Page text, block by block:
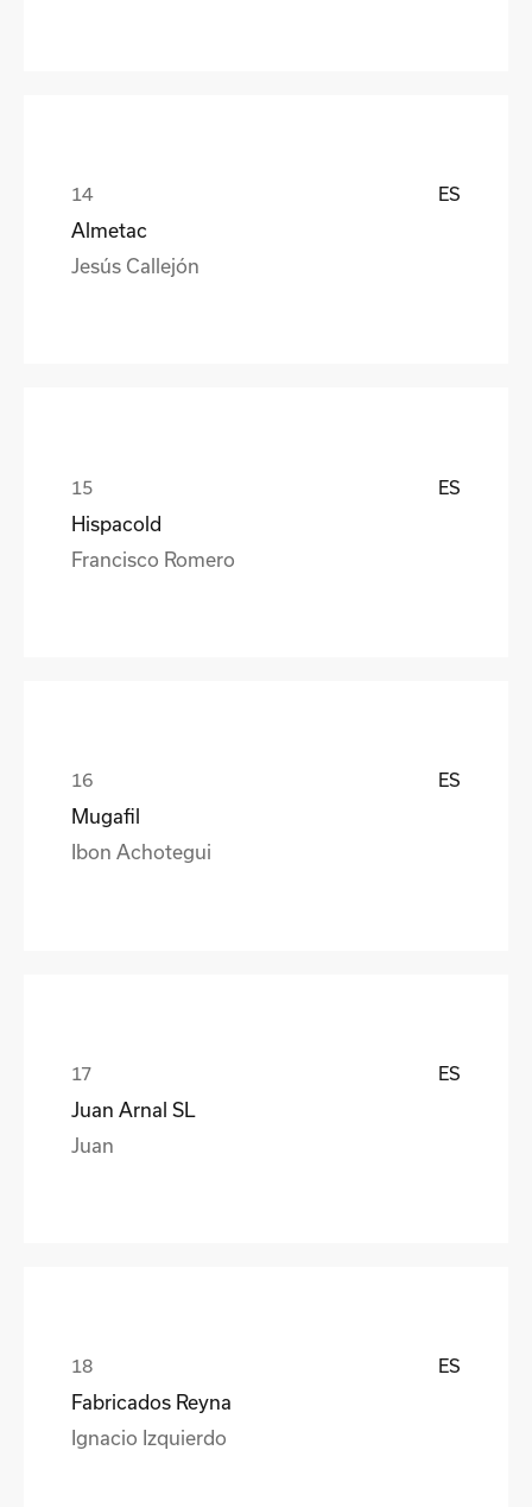
ES
Almetac
Jesús Callejón
ES
Hispacold
Francisco Romero
ES
Mugafil
Ibon Achotegui
ES
Juan Arnal SL
Juan
ES
Fabricados Reyna
Ignacio Izquierdo